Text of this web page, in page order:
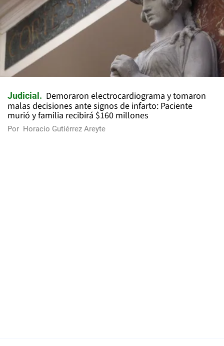
Judicial
Demoraron electrocardiograma y tomaron
malas decisiones ante signos de infarto: Paciente
murió y familia recibirá $160 millones
Por Horacio Gutiérrez Areyte